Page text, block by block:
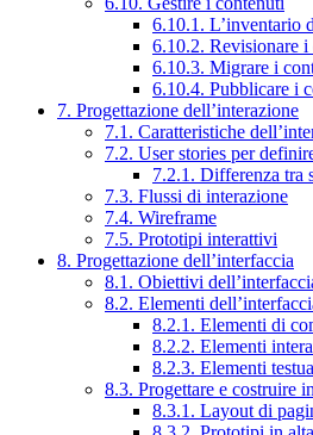
6.10.1. L’inventario
6.10.2. Revisionare i
6.10.3. Migrare i
6.10.4. Pubblicare i
7. Progettazione dell’interazione
7.1. Caratteristiche
7.2. User stories per
7.2.1. Differenza tra
7.3. Flussi di interazione
7.4. Wireframe
7.5. Prototipi interattivi
8. Progettazione dell’interfaccia
8.1. Obiettivi
8.2. Elementi
8.2.1. Elementi di
8.2.2. Elementi
8.2.3. Elementi
8.3. Progettare e costruire
8.3.1. Layout di